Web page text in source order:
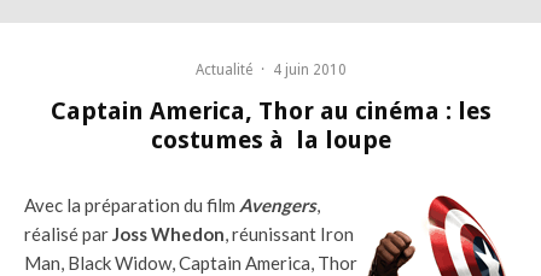
Actualité · 4 juin 2010
Captain America, Thor au cinéma : les
costumes à la loupe
Avec la préparation du film Avengers,
réalisé parJoss Whedon, réunissant Iron
Man, Black Widow, Captain America, Thor